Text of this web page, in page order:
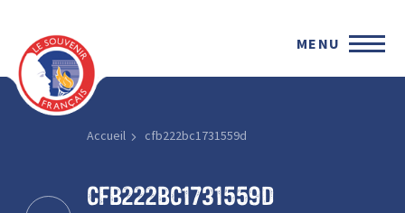
MENU
Accueil cfb222bc1731559d
cfb222bc1731559d